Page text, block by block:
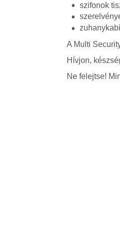
szifonok
A Multi
Hívjon,
Ne felejtse!